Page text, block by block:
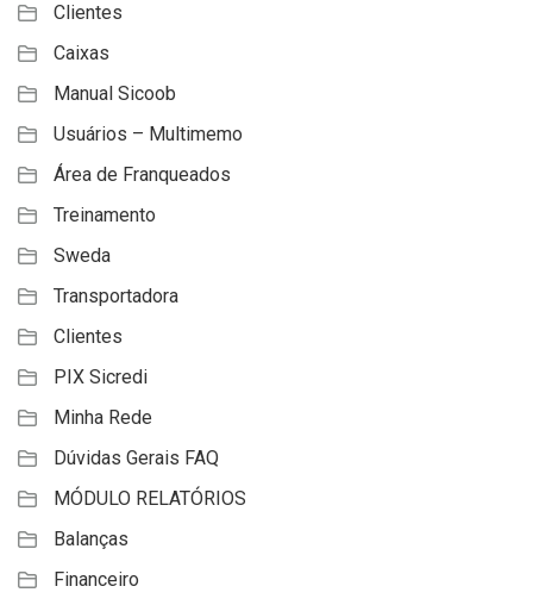
Clientes
Caixas
Manual Sicoob
Usuários – Multimemo
Área de Franqueados
Treinamento
Sweda
Transportadora
Clientes
PIX Sicredi
Minha Rede
Dúvidas Gerais FAQ
MÓDULO RELATÓRIOS
Balanças
Financeiro